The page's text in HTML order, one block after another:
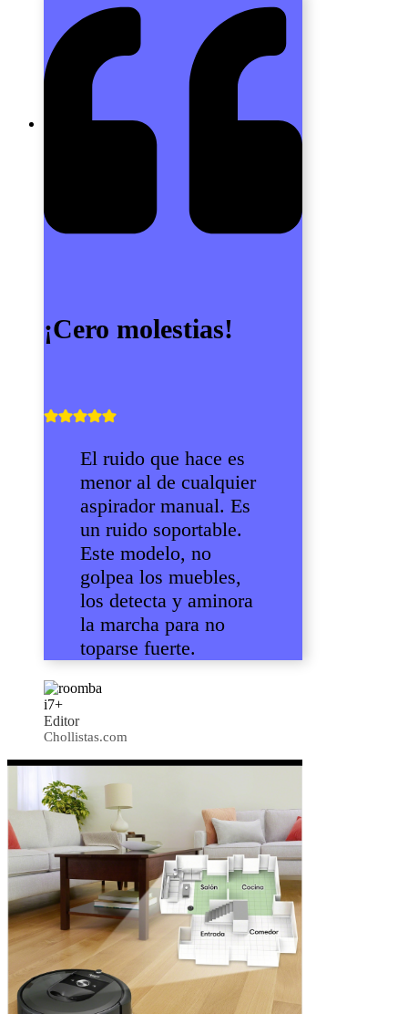
¡Cero molestias!
El ruido que hace es
menor al de cualquier
aspirador manual. Es
un ruido soportable.
Este modelo, no
golpea los muebles,
los detecta y aminora
la marcha para no
toparse fuerte.
Editor
Chollistas.com